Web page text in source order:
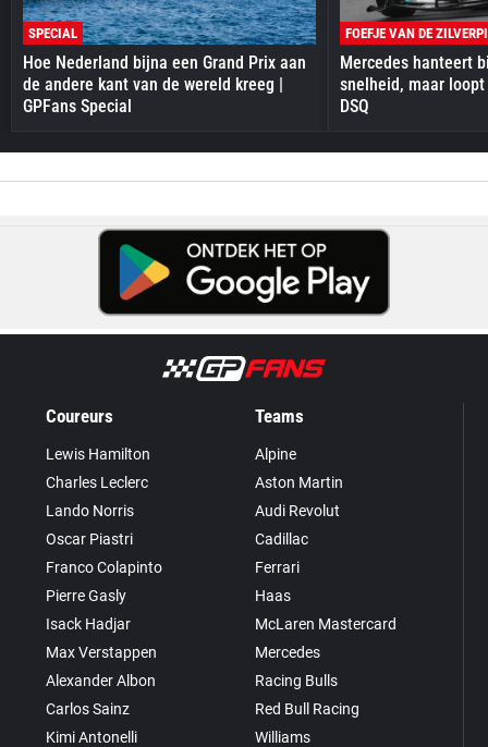
SPECIAL
Hoe Nederland bijna een Grand Prix aan
de andere kant van de wereld kreeg |
GPFans Special
FOEFJE VAN DE
Mercedes hanteert
snelheid, maar
DSQ
Coureurs
Lewis Hamilton
Charles Leclerc
Lando Norris
Oscar Piastri
Franco Colapinto
Pierre Gasly
Isack Hadjar
Max Verstappen
Alexander Albon
Carlos Sainz
Kimi Antonelli
Teams
Alpine
Aston Martin
Audi Revolut
Cadillac
Ferrari
Haas
McLaren Mastercard
Mercedes
Racing Bulls
Red Bull Racing
Williams